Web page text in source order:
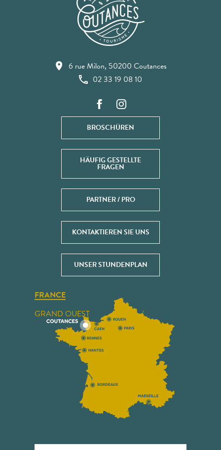
6 rue Milon, 50200 Coutances
02 33 19 08 10
BROSCHÜREN
HÄUFIG GESTELLTE
FRAGEN
PARTNER / PRO
KONTAKTIEREN SIE UNS
UNSER STUNDENPLAN
FRANCE
GRAND OUEST